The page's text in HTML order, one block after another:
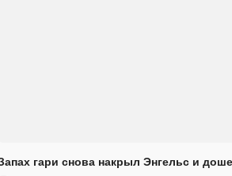
гари снова накрыл Энгельс и